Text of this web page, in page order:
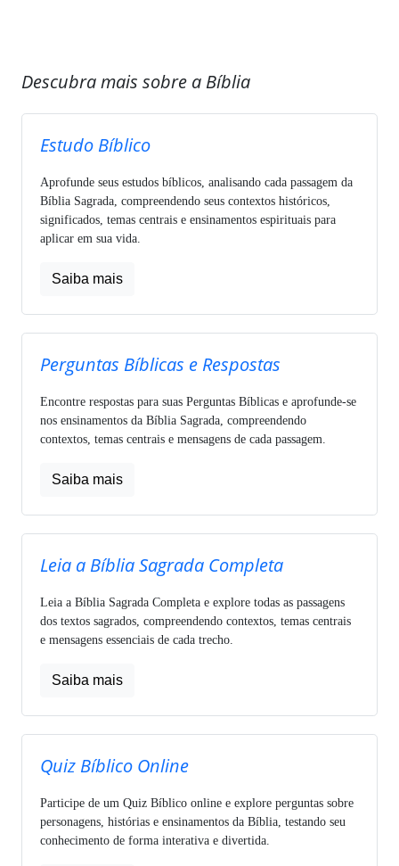
Descubra mais sobre a Bíblia
Estudo Bíblico
Aprofunde seus estudos bíblicos, analisando cada passagem da
Bíblia Sagrada, compreendendo seus contextos históricos,
significados, temas centrais e ensinamentos espirituais para
aplicar em sua vida.
Saiba mais
Perguntas Bíblicas e Respostas
Encontre respostas para suas Perguntas Bíblicas e aprofunde-se
nos ensinamentos da Bíblia Sagrada, compreendendo
contextos, temas centrais e mensagens de cada passagem.
Saiba mais
Leia a Bíblia Sagrada Completa
Leia a Bíblia Sagrada Completa e explore todas as passagens
dos textos sagrados, compreendendo contextos, temas centrais
e mensagens essenciais de cada trecho.
Saiba mais
Quiz Bíblico Online
Participe de um Quiz Bíblico online e explore perguntas sobre
personagens, histórias e ensinamentos da Bíblia, testando seu
conhecimento de forma interativa e divertida.